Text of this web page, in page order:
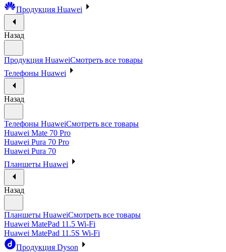
Продукция Huawei
Назад
Продукция HuaweiСмотреть все товары
Телефоны Huawei
Назад
Телефоны HuaweiСмотреть все товары
Huawei Mate 70 Pro
Huawei Pura 70 Pro
Huawei Pura 70
Планшеты Huawei
Назад
Планшеты HuaweiСмотреть все товары
Huawei MatePad 11.5 Wi-Fi
Huawei MatePad 11.5S Wi-Fi
Продукция Dyson